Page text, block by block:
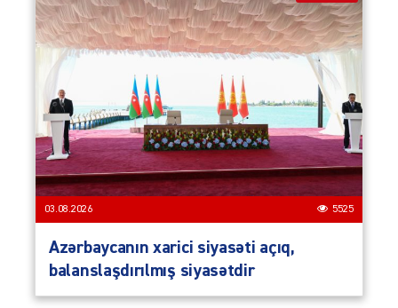
03.08.2026 5525
Azərbaycanın xarici siyasəti açıq,
balanslaşdırılmış siyasətdir